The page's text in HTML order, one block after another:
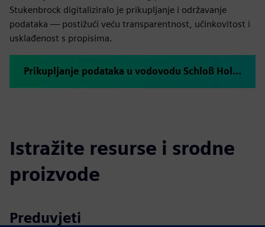
Stukenbrock digitaliziralo je prikupljanje i održavanje
podataka — postižući veću transparentnost, učinkovitost i
usklađenost s propisima.
Prikupljanje podataka u vodovodu Schloß Holte-Stukenbrock pomoću anexio®
Istražite resurse i srodne
proizvode
Preduvjeti